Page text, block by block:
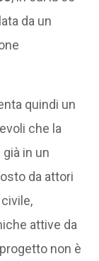
da un
quindi un
che la
in un
da attori
attive da
non è